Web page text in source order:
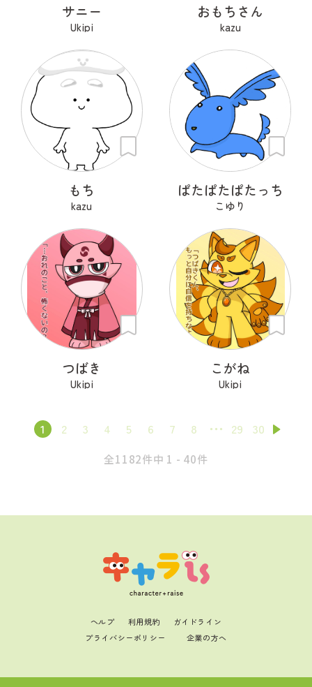
サニー
Ukipi
おもちさん
kazu
もち
kazu
ぱたぱたぱたっち
こゆり
つばき
Ukipi
こがね
Ukipi
1 2 3 4 5 6 7 8 29 30
全1182件中 1 - 40件
ヘルプ 利用規約
ガイドライン
プライバシーポリシー
企業の方へ